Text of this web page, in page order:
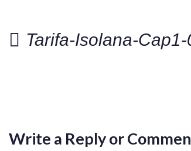
Tarifa-Isolana-
Write a Reply or